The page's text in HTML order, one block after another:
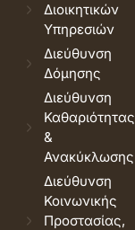
Διοικητικών
Υπηρεσιών
Διεύθυνση
Δόμησης
Διεύθυνση
Καθαριότητας
&
Ανακύκλωσης
Διεύθυνση
Κοινωνικής
Προστασίας,